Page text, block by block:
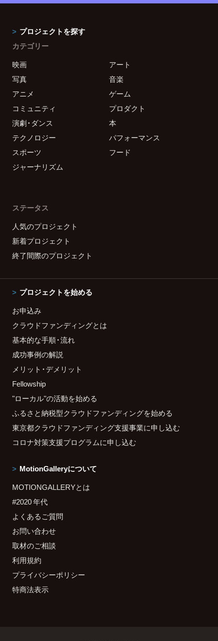
プロジェクトを探す
カテゴリー
映画
アート
写真
音楽
アニメ
ゲーム
コミュニティ
プロダクト
演劇・ダンス
本
テクノロジー
パフォーマンス
スポーツ
フード
ジャーナリズム
ステータス
人気のプロジェクト
新着プロジェクト
終了間際のプロジェクト
プロジェクトを始める
お申込み
クラウドファンディングとは
基本的な手順・流れ
成功事例の解説
メリット・デメリット
Fellowship
"ローカル"の活動を始める
ふるさと納税型クラウドファンディングを始める
東京都クラウドファンディング支援事業に申し込む
コロナ対策支援プログラムに申し込む
MotionGalleryについて
MOTIONGALLERYとは
#2020 年代
よくあるご質問
お問い合わせ
取材のご相談
利用規約
プライバシーポリシー
特商法表示